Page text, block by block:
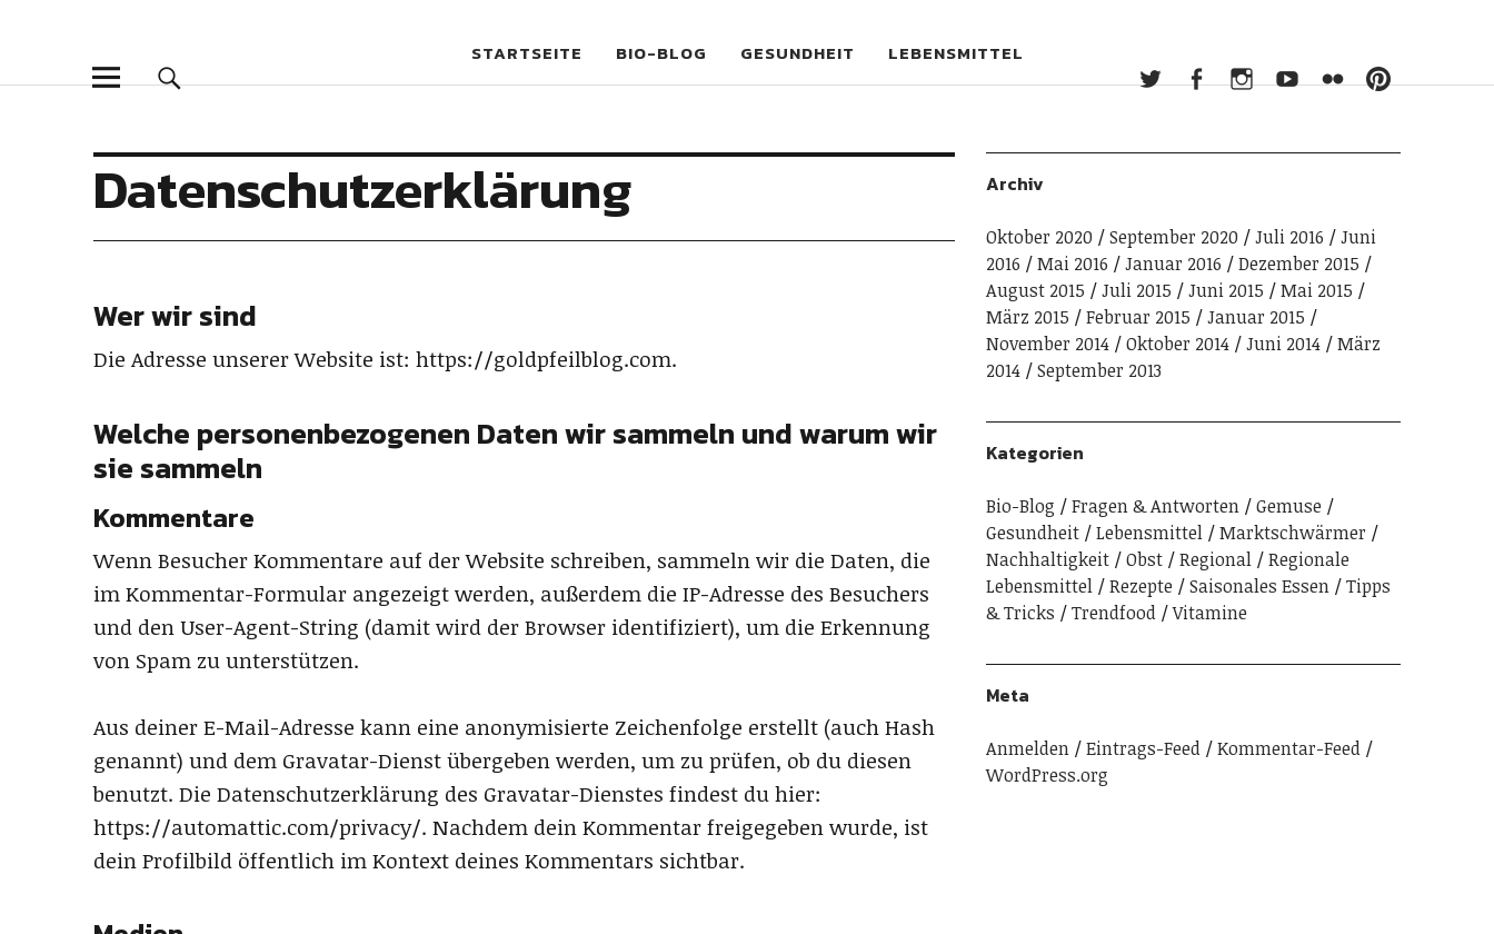
Goldpfeil Blog
STARTSEITE BIO-BLOG GESUNDHEIT LEBENSMITTEL
Datenschutzerklärung
Wer wir sind
Die Adresse unserer Website ist: https://goldpfeilblog.com.
Welche personenbezogenen Daten wir sammeln und warum wir
sie sammeln
Kommentare
Wenn Besucher Kommentare auf der Website schreiben, sammeln wir die Daten, die
im Kommentar-Formular angezeigt werden, außerdem die IP-Adresse des Besuchers
und den User-Agent-String (damit wird der Browser identifiziert), um die Erkennung
von Spam zu unterstützen.
Aus deiner E-Mail-Adresse kann eine anonymisierte Zeichenfolge erstellt (auch Hash
genannt) und dem Gravatar-Dienst übergeben werden, um zu prüfen, ob du diesen
benutzt. Die Datenschutzerklärung des Gravatar-Dienstes findest du hier:
https://automattic.com/privacy/. Nachdem dein Kommentar freigegeben wurde, ist
dein Profilbild öffentlich im Kontext deines Kommentars sichtbar.
Archiv
Oktober 2020 September 2020 Juli 2016
Juni
2016
Mai 2016 Januar 2016
Dezember 2015
August 2015
Juli 2015 Juni 2015
Mai 2015
März 2015
Februar 2015
Januar 2015
November 2014
Oktober 2014 Juni 2014
März
2014
September 2013
Kategorien
Bio-Blog Fragen & Antworten
Gemuse
Gesundheit
Lebensmittel
Marktschwärmer
Nachhaltigkeit
Obst Regional
Regionale
Lebensmittel
Rezepte Saisonales Essen
Tipps
& Tricks
Trendfood Vitamine
Meta
Anmelden Eintrags-Feed
Kommentar-Feed
WordPress.org